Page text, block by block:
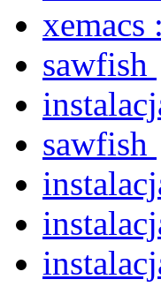
sawfish
sawfish